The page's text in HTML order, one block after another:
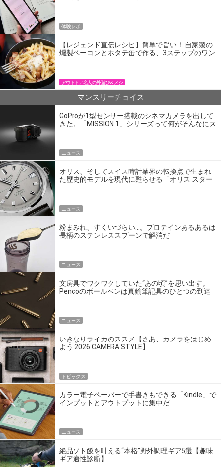
体験レポ
【レジェンド直伝レシピ】簡単で旨い！ 自家製の
燻製ベーコンとホタテ缶で作る、3ステップのワン
アウトドア名人の外遊び＆メシ
マンスリーチョイス
GoProが1型センサー搭載のシネマカメラを出して
きた。「MISSION 1」シリーズって何がそんなにス
ニュース
オリス、そしてスイス時計業界の転換点で生まれ
た歴史的モデルを現代に甦らせる「オリス スター
ニュース
粉まみれ、すくいづらい…。プロテインあるあるは
長柄のステンレススプーンで解消だ
ニュース
文房具でワクワクしていた“あの頃”を思い出す。
Pencoのボールペンは真鍮筆記具のひとつの到達
ニュース
いきなりライカのススメ【さあ、カメラをはじめ
よう 2026 CAMERA STYLE】
トピックス
カラー電子ペーパーで手書きもできる「Kindle」で
インプットとアウトプットに集中だ
ニュース
絶品ソト飯を叶える“本格”野外調理ギア5選【趣味
ギア適性診断】